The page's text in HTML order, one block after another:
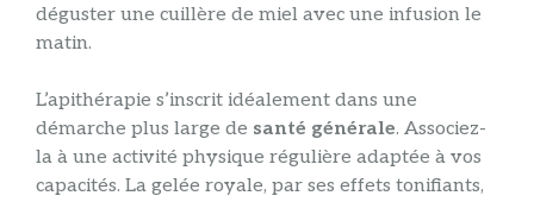
déguster une cuillère de miel avec une infusion le
matin.
L’apithérapie s’inscrit idéalement dans une
démarche plus large de santé générale. Associez-
la à une activité physique régulière adaptée à vos
capacités. La gelée royale, par ses effets tonifiants,